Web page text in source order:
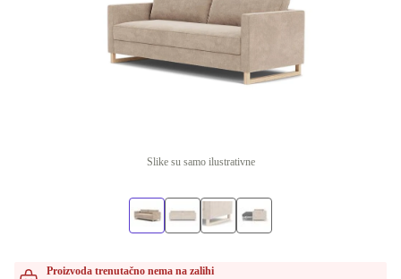
Slike su samo ilustrativne
Proizvoda trenutačno nema na zalihi